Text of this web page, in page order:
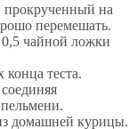
на
перемешать.
чайной ложки
теста.
домашней курицы.